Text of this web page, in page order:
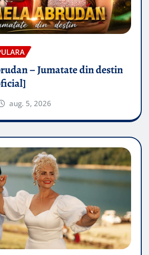
– Jumatate din destin
aug. 5, 2026